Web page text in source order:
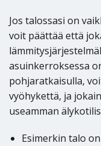
Jos talossasi on
voit päättää että
asuinkerroksessa
pohjaratkaisulla,
vyöhykettä, ja
useamman
Esimerkin talo